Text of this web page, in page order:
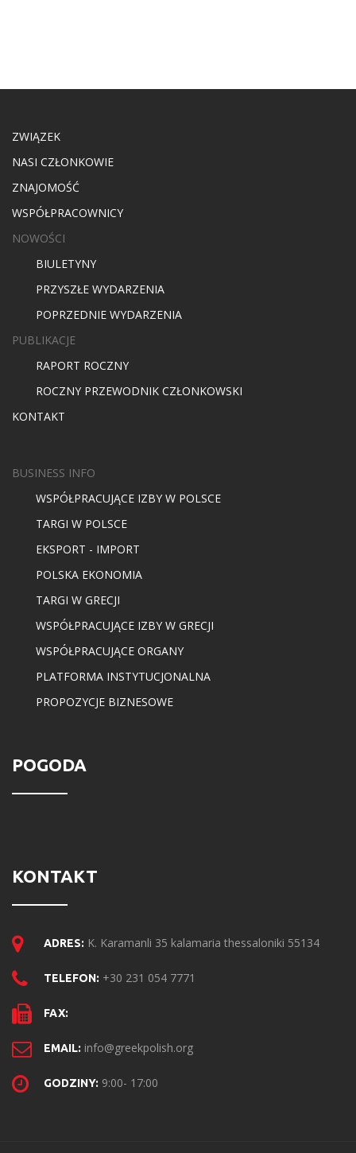
ZWIĄZEK
NASI CZŁONKOWIE
ZNAJOMOŚĆ
WSPÓŁPRACOWNICY
NOWOŚCI
BIULETYNY
PRZYSZŁE WYDARZENIA
POPRZEDNIE WYDARZENIA
PUBLIKACJE
RAPORT ROCZNY
ROCZNY PRZEWODNIK CZŁONKOWSKI
KONTAKT
BUSINESS INFO
WSPÓŁPRACUJĄCE IZBY W POLSCE
TARGI W POLSCE
EKSPORT - IMPORT
POLSKA EKONOMIA
TARGI W GRECJI
WSPÓŁPRACUJĄCE IZBY W GRECJI
WSPÓŁPRACUJĄCE ORGANY
PLATFORMA INSTYTUCJONALNA
PROPOZYCJE BIZNESOWE
POGODA
KONTAKT
ADRES: K. Karamanli 35 kalamaria thessaloniki 55134
TELEFON: +30 231 054 7771
FAX:
EMAIL: info@greekpolish.org
GODZINY: 9:00- 17:00